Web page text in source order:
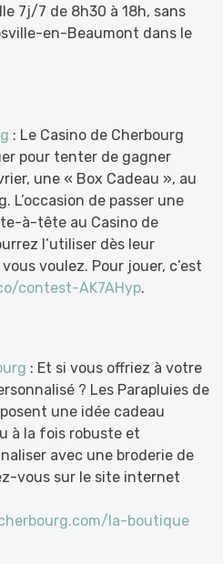
7j/7 de 8h30 à 18h, sans
en-Beaumont dans le
: Le Casino de Cherbourg
pour tenter de gagner
une « Box Cadeau », au
L’occasion de passer une
à-tête au Casino de
l’utiliser dès leur
voulez. Pour jouer, c’est
contest-AK7AHyp.
: Et si vous offriez à votre
? Les Parapluies de
une idée cadeau
à la fois robuste et
avec une broderie de
vous sur le site internet
la-boutique